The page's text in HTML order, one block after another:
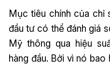
Mục tiêu chính của chỉ
đầu tư có thể đánh giá
Mỹ thông qua hiệu
hàng đầu. Bởi vì nó